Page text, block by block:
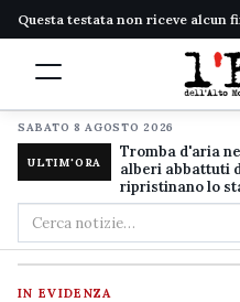
Questa testata non riceve alcun
SABATO 8 AGOSTO 2026
ULTIM'ORA
Tromba d'aria
alberi abbattuti
ripristinano lo
Cerca
nel
sito
IN EVIDENZA